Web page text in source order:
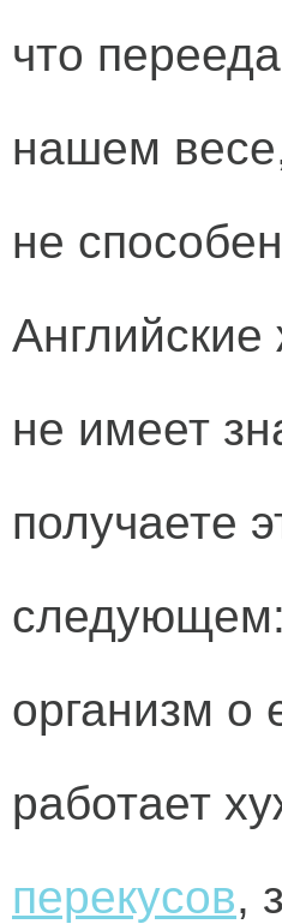
что
нашем
не
не имеет
получаете
следующем:
организм о
работает
перекусов,